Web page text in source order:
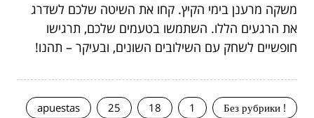
משקה מרענן בימי הקיץ. קחו את השיטה שלכם לשדרג
את הרגעים הללו. השתמשו בטעמים שלכם, תרגישו
חופשיים לשחק עם השילובים השונים, ובעיקר – תהנו!
! Без рубрики
1
18
25
apuestas